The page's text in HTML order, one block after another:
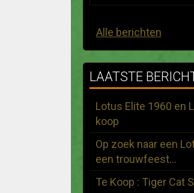
Alle berichten
LAATSTE
Lotus Elite 1960 en
koop
Op zoek naar een
een trouwfeest...
Te Koop : Tiger Cat